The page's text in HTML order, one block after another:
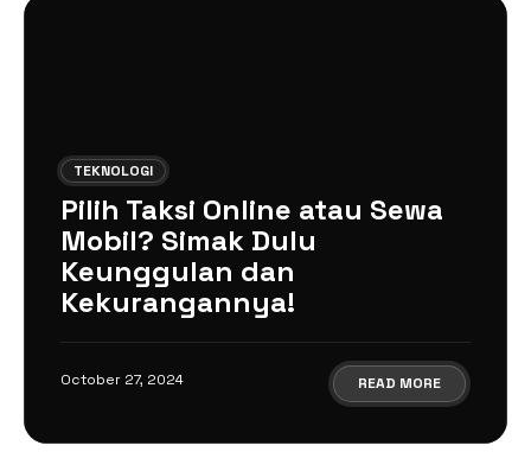
TEKNOLOGI
Pilih Taksi Online atau Sewa
Mobil? Simak Dulu
Keunggulan dan
Kekurangannya!
October 27, 2024 READ MORE